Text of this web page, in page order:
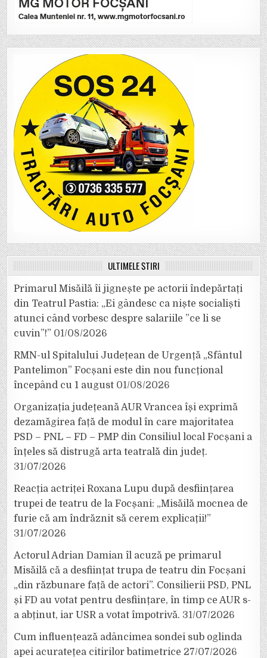
ULTIMELE ȘTIRI
Primarul Misăilă îi jignește pe actorii îndepărtați
din Teatrul Pastia: „Ei gândesc ca niște socialiști
atunci când vorbesc despre salariile ”ce li se
cuvin”!” 01/08/2026
RMN-ul Spitalului Județean de Urgență „Sfântul
Pantelimon” Focșani este din nou funcțional
începând cu 1 august 01/08/2026
Organizația județeană AUR Vrancea își exprimă
dezamăgirea față de modul în care majoritatea
PSD – PNL – FD – PMP din Consiliul local Focșani a
înțeles să distrugă arta teatrală din județ.
31/07/2026
Reacția actriței Roxana Lupu după desființarea
trupei de teatru de la Focșani: „Misăilă mocnea de
furie că am îndrăznit să cerem explicații!”
31/07/2026
Actorul Adrian Damian îl acuză pe primarul
Misăilă că a desființat trupa de teatru din Focșani
„din răzbunare față de actori”. Consilierii PSD, PNL
și FD au votat pentru desființare, în timp ce AUR s-
a abținut, iar USR a votat împotrivă. 31/07/2026
Cum influențează adâncimea sondei sub oglinda
apei acuratețea citirilor batimetrice 27/07/2026